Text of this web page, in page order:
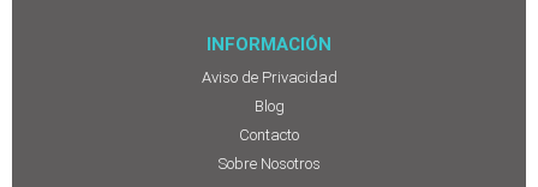
INFORMACIÓN
Aviso de Privacidad
Blog
Contacto
Sobre Nosotros